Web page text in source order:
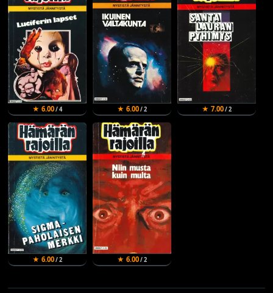
★ 6.00/ 4 ★ 6.00/ 2 ★ 7.00/ 2
★ 6.00/ 2 ★ 6.00/ 2